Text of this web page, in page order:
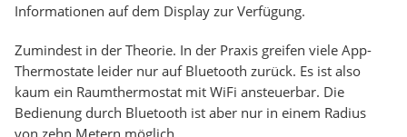
Informationen auf dem Display zur Verfügung.
Zumindest in der Theorie. In der Praxis greifen viele App-
Thermostate leider nur auf Bluetooth zurück. Es ist also
kaum ein Raumthermostat mit WiFi ansteuerbar. Die
Bedienung durch Bluetooth ist aber nur in einem Radius
von zehn Metern möglich.